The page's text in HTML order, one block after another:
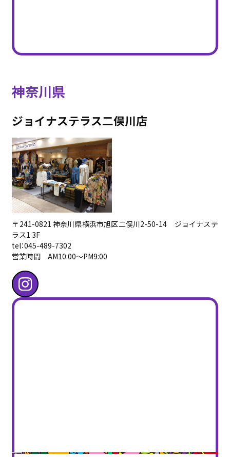
神奈川県
ジョイナステラス二俣川店
〒241-0821 神奈川県横浜市旭区二俣川2-50-14 ジョイナステ
ラス1 3F
tel：045-489-7302
営業時間 AM10:00〜PM9:00